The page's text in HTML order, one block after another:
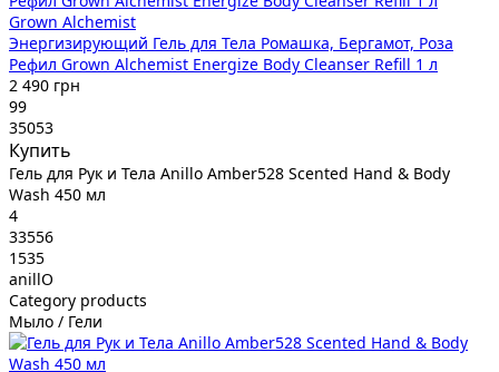
Grown Alchemist
Энергизирующий Гель для Тела Ромашка, Бергамот, Роза
Рефил Grown Alchemist Energize Body Cleanser Refill 1 л
2 490 грн
99
35053
Купить
Гель для Рук и Тела Anillo Amber528 Scented Hand & Body
Wash 450 мл
4
33556
1535
anillO
Category products
Мыло / Гели